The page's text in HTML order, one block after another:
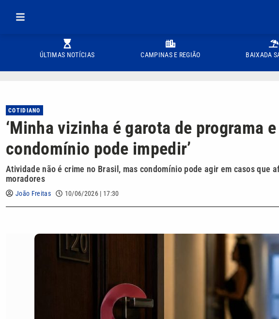
ÚLTIMAS NOTÍCIAS CAMPINAS E REGIÃO BAIXADA
COTIDIANO
‘Minha vizinha é garota de programa
condomínio pode impedir’
Atividade não é crime no Brasil, mas condomínio pode agir em casos que
moradores
João Freitas 10/06/2026 | 17:30